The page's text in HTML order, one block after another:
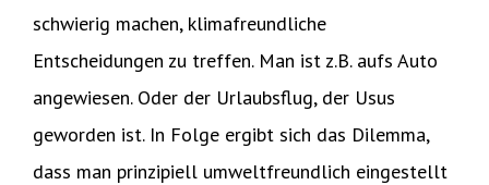
schwierig machen, klimafreundliche
Entscheidungen zu treffen. Man ist z.B. aufs Auto
angewiesen. Oder der Urlaubsflug, der Usus
geworden ist. In Folge ergibt sich das Dilemma,
dass man prinzipiell umweltfreundlich eingestellt